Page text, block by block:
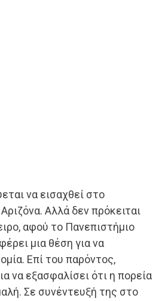
να εισαχθεί στο
Αλλά δεν πρόκειται
αφού το Πανεπιστήμιο
μια θέση για να
Επί του παρόντος,
να εξασφαλίσει ότι η πορεία
Σε συνέντευξή της στο